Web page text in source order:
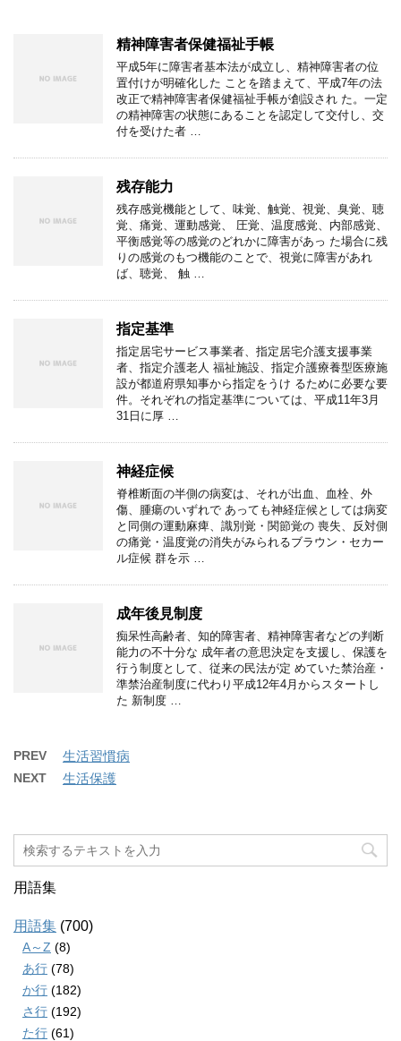
精神障害者保健福祉手帳
平成5年に障害者基本法が成立し、精神障害者の位
置付けが明確化した ことを踏まえて、平成7年の法
改正で精神障害者保健福祉手帳が創設され た。一定
の精神障害の状態にあることを認定して交付し、交
付を受けた者 …
残存能力
残存感覚機能として、味覚、触覚、視覚、臭覚、聴
覚、痛覚、運動感覚、 圧覚、温度感覚、内部感覚、
平衡感覚等の感覚のどれかに障害があっ た場合に残
りの感覚のもつ機能のことで、視覚に障害があれ
ば、聴覚、 触 …
指定基準
指定居宅サービス事業者、指定居宅介護支援事業
者、指定介護老人 福祉施設、指定介護療養型医療施
設が都道府県知事から指定をうけ るために必要な要
件。それぞれの指定基準については、平成11年3月
31日に厚 …
神経症候
脊椎断面の半側の病変は、それが出血、血栓、外
傷、腫瘍のいずれで あっても神経症候としては病変
と同側の運動麻痺、識別覚・関節覚の 喪失、反対側
の痛覚・温度覚の消失がみられるブラウン・セカー
ル症候 群を示 …
成年後見制度
痴呆性高齢者、知的障害者、精神障害者などの判断
能力の不十分な 成年者の意思決定を支援し、保護を
行う制度として、従来の民法が定 めていた禁治産・
準禁治産制度に代わり平成12年4月からスタートし
た 新制度 …
PREV 生活習慣病
NEXT 生活保護
用語集
用語集 (700)
A～Z (8)
あ行 (78)
か行 (182)
さ行 (192)
た行 (61)